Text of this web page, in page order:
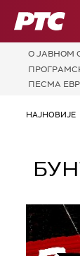
РТС
О JАВНОМ
ПЕСМА
НАЈНОВИЈЕ